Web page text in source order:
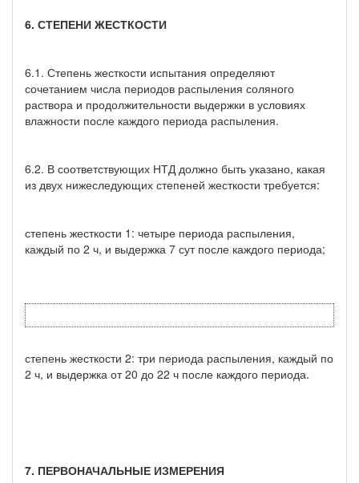
6. СТЕПЕНИ ЖЕСТКОСТИ
6.1. Степень жесткости испытания определяют
сочетанием числа периодов распыления соляного
раствора и продолжительности выдержки в условиях
влажности после каждого периода распыления.
6.2. В соответствующих НТД должно быть указано, какая
из двух нижеследующих степеней жесткости требуется:
степень жесткости 1: четыре периода распыления,
каждый по 2 ч, и выдержка 7 сут после каждого периода;
степень жесткости 2: три периода распыления, каждый по
2 ч, и выдержка от 20 до 22 ч после каждого периода.
7. ПЕРВОНАЧАЛЬНЫЕ ИЗМЕРЕНИЯ